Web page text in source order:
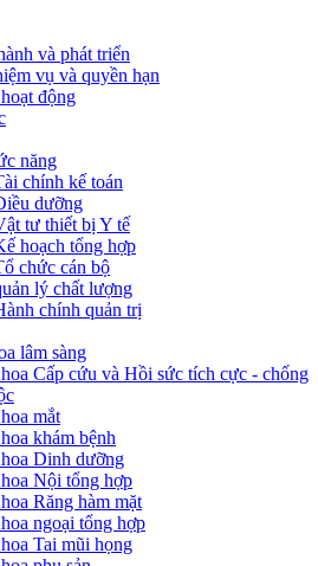
và phát triển
vụ và quyền hạn
động
năng
chính kế toán
dưỡng
tư thiết bị Y tế
hoạch tổng hợp
chức cán bộ
lý chất lượng
chính quản trị
lâm sàng
Cấp cứu và Hồi sức tích cực - chống
mắt
khám bệnh
Dinh dưỡng
Nội tổng hợp
Răng hàm mặt
ngoại tổng hợp
Tai mũi họng